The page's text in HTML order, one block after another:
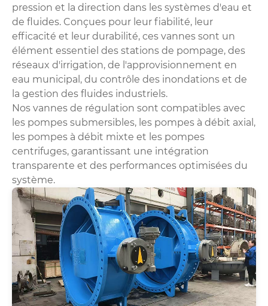
pression et la direction dans les systèmes d'eau et
de fluides. Conçues pour leur fiabilité, leur
efficacité et leur durabilité, ces vannes sont un
élément essentiel des stations de pompage, des
réseaux d'irrigation, de l'approvisionnement en
eau municipal, du contrôle des inondations et de
la gestion des fluides industriels.
Nos vannes de régulation sont compatibles avec
les pompes submersibles, les pompes à débit axial,
les pompes à débit mixte et les pompes
centrifuges, garantissant une intégration
transparente et des performances optimisées du
système.